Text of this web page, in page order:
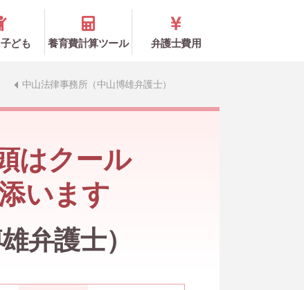
ども 養育費計算ツール 弁護士費用
中山法律事務所（中山博雄弁護士）
はクール
います
弁護士）